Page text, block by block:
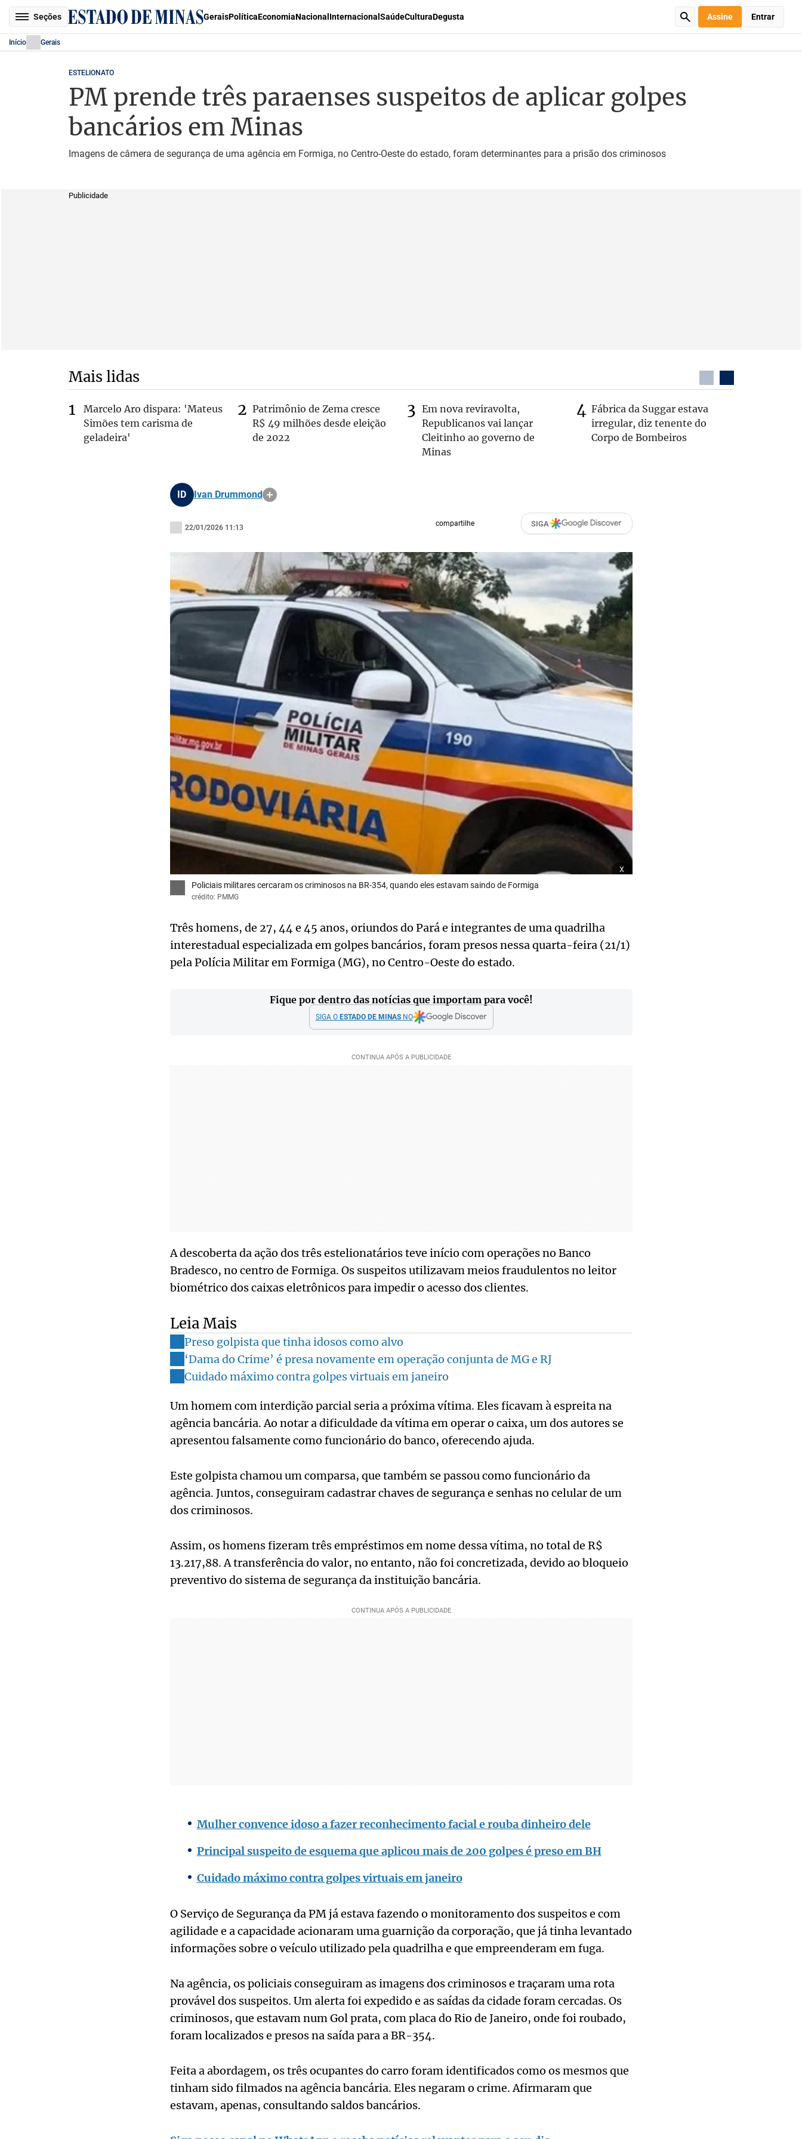
Seções GeraisPolíticaEconomiaNacional Internacional SaúdeCulturaDegusta Assine Entrar
Início Gerais
ESTELIONATO
PM prende três paraenses suspeitos de aplicar golpes
bancários em Minas
Imagens de câmera de segurança de uma agência em Formiga, no Centro-Oeste do estado, foram determinantes para a prisão dos criminosos
Publicidade
Mais lidas
Marcelo Aro dispara: 'Mateus
Simões tem carisma de
geladeira'
Patrimônio de Zema cresce
R$ 49 milhões desde eleição
de 2022
Em nova reviravolta,
Republicanos vai lançar
Cleitinho ao governo de
Minas
Fábrica da Suggar estava
irregular, diz tenente do
Corpo de Bombeiros
ID Ivan Drummond
22/01/2026 11:13 compartilhe SIGA
x
Policiais militares cercaram os criminosos na BR-354, quando eles estavam saindo de Formiga
crédito: PMMG
Três homens, de 27, 44 e 45 anos, oriundos do Pará e integrantes de uma quadrilha
interestadual especializada em golpes bancários, foram presos nessa quarta-feira (21/1)
pela Polícia Militar em Formiga (MG), no Centro-Oeste do estado.
Fique por dentro das notícias que importam para você!
SIGA O ESTADO DE MINASNO
A descoberta da ação dos três estelionatários teve início com operações no Banco
Bradesco, no centro de Formiga. Os suspeitos utilizavam meios fraudulentos no leitor
biométrico dos caixas eletrônicos para impedir o acesso dos clientes.
Leia Mais
Preso golpista que tinha idosos como alvo
‘Dama do Crime’ é presa novamente em operação conjunta de MG e RJ
Cuidado máximo contra golpes virtuais em janeiro
Um homem com interdição parcial seria a próxima vítima. Eles ficavam à espreita na
agência bancária. Ao notar a dificuldade da vítima em operar o caixa, um dos autores se
apresentou falsamente como funcionário do banco, oferecendo ajuda.
Este golpista chamou um comparsa, que também se passou como funcionário da
agência. Juntos, conseguiram cadastrar chaves de segurança e senhas no celular de um
dos criminosos.
Assim, os homens fizeram três empréstimos em nome dessa vítima, no total de R$
13.217,88. A transferência do valor, no entanto, não foi concretizada, devido ao bloqueio
preventivo do sistema de segurança da instituição bancária.
Mulher convence idoso a fazer reconhecimento facial e rouba dinheiro dele
Principal suspeito de esquema que aplicou mais de 200 golpes é preso em BH
Cuidado máximo contra golpes virtuais em janeiro
O Serviço de Segurança da PM já estava fazendo o monitoramento dos suspeitos e com
agilidade e a capacidade acionaram uma guarnição da corporação, que já tinha levantado
informações sobre o veículo utilizado pela quadrilha e que empreenderam em fuga.
Na agência, os policiais conseguiram as imagens dos criminosos e traçaram uma rota
provável dos suspeitos. Um alerta foi expedido e as saídas da cidade foram cercadas. Os
criminosos, que estavam num Gol prata, com placa do Rio de Janeiro, onde foi roubado,
foram localizados e presos na saída para a BR-354.
Feita a abordagem, os três ocupantes do carro foram identificados como os mesmos que
tinham sido filmados na agência bancária. Eles negaram o crime. Afirmaram que
estavam, apenas, consultando saldos bancários.